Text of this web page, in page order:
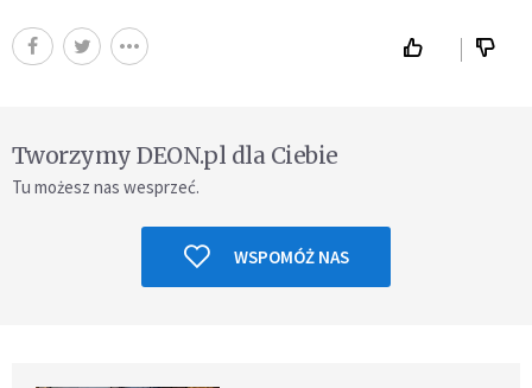
Tworzymy DEON.pl dla Ciebie
Tu możesz nas wesprzeć.
WSPOMÓŻ NAS